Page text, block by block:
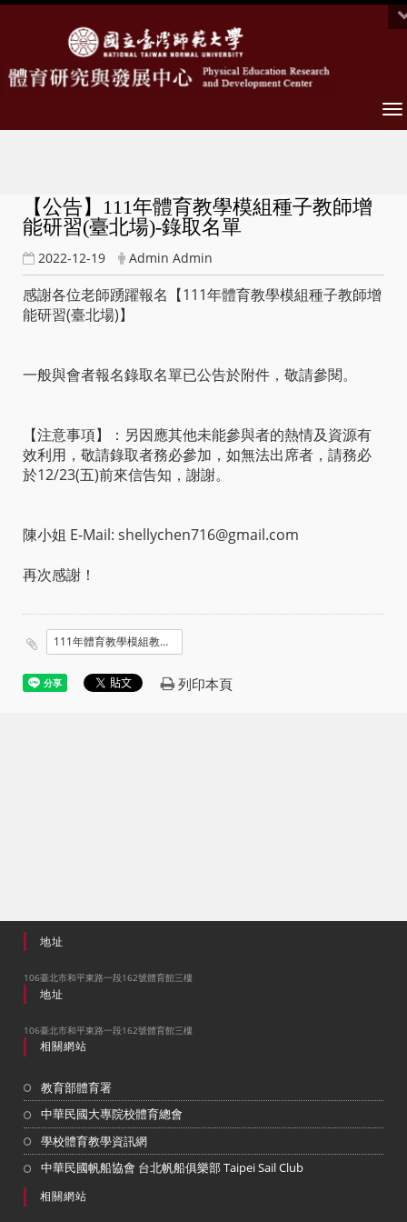
【公告】111年體育教學模組種子教師增
能研習(臺北場)-錄取名單
2022-12-19 Admin Admin
感謝各位老師踴躍報名【111年體育教學模組種子教師增
能研習(臺北場)】
一般與會者報名錄取名單已公告於附件，敬請參閱。
【注意事項】：另因應其他未能參與者的熱情及資源有
效利用，敬請錄取者務必參加，如無法出席者，請務必
於12/23(五)前來信告知，謝謝。
陳小姐 E-Mail: shellychen716@gmail.com
再次感謝！
111年體育教學模組教師增能研習_臺北場_-錄取名單.pdf
列印本頁
地址
106臺北市和平東路一段162號體育館三樓
地址
106臺北市和平東路一段162號體育館三樓
相關網站
教育部體育署
中華民國大專院校體育總會
學校體育教學資訊網
中華民國帆船協會 台北帆船俱樂部 Taipei Sail Club
相關網站